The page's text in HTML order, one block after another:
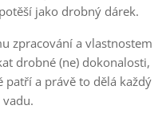
jako drobný dárek.
zpracování a vlastnostem
drobné (ne) dokonalosti,
a právě to dělá každý